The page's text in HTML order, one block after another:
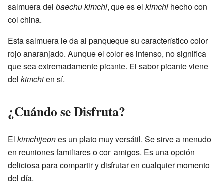
salmuera del baechu kimchi, que es el kimchi hecho con
col china.
Esta salmuera le da al panqueque su característico color
rojo anaranjado. Aunque el color es intenso, no significa
que sea extremadamente picante. El sabor picante viene
del kimchien sí.
¿Cuándo se Disfruta?
El kimchijeones un plato muy versátil. Se sirve a menudo
en reuniones familiares o con amigos. Es una opción
deliciosa para compartir y disfrutar en cualquier momento
del día.